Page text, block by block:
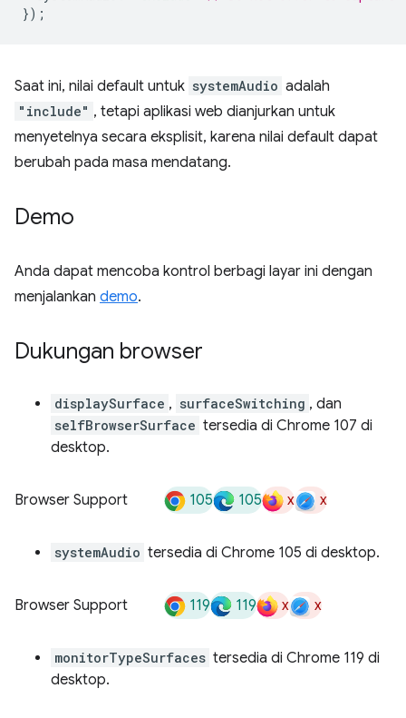
});
Saat ini, nilai default untuk systemAudio adalah
"include" , tetapi aplikasi web dianjurkan untuk
menyetelnya secara eksplisit, karena nilai default dapat
berubah pada masa mendatang.
Demo
Anda dapat mencoba kontrol berbagi layar ini dengan
menjalankan demo.
Dukungan browser
displaySurface , surfaceSwitching , dan
selfBrowserSurface tersedia di Chrome 107 di
desktop.
Browser Support 105 105 x x
systemAudio tersedia di Chrome 105 di desktop.
Browser Support 119 119 x x
monitorTypeSurfaces tersedia di Chrome 119 di
desktop.